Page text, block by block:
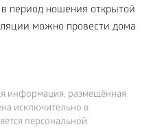
период ношения открытой
можно провести дома
информация, размещённая
исключительно в
персональной